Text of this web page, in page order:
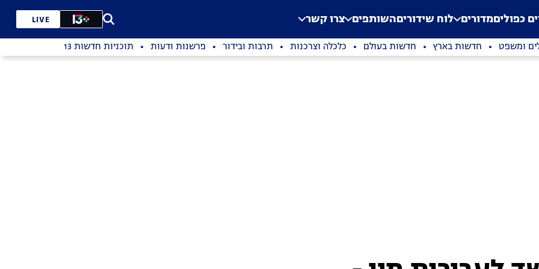
Application error: a
. כפוליםמדורים לוח שידוריםהשותפים צרו קשר LIVE
ומשפט חדשות בארץ חדשות בעולם כלכלה וצרכנות תרבות ובידור פרשנות ודעות תוכניות חדשות 13